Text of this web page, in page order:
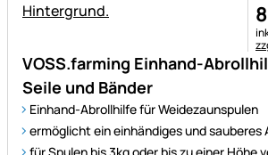
VOSS.farming Einhand-
Seile und Bänder
Einhand-Abrollhilfe für Weidezaunspulen
ermöglicht ein einhändiges und sauberes
8